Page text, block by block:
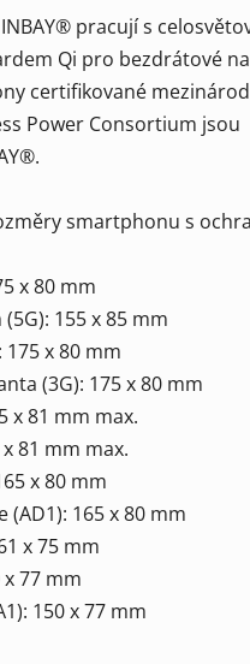
pracují s
Qi pro bezdrátové
certifikované
Power Consortium jsou
smartphonu s
x 80 mm
155 x 85 mm
175 x 80 mm
(3G): 175 x 80 mm
x 81 mm max.
x 81 mm max.
x 80 mm
(AD1): 165 x 80 mm
x 75 mm
x 77 mm
150 x 77 mm